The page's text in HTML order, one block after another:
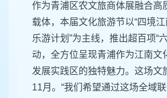
作为青浦区农文旅商体展融合高
载体，本届文化旅游节以“四境江
乐游计划”为主线，推出超百项“
动，全方位呈现青浦作为江南文
发展实践区的独特魅力。这场文
11月。“我们希望通过这场全域